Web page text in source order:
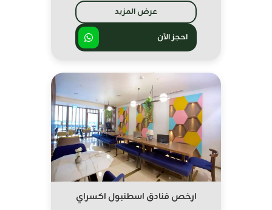
عرض المزيد
احجز الآن
ارخص فنادق اسطنبول اكسراي